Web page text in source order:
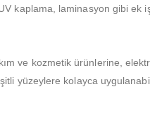
kaplama, laminasyon gibi ek
ve kozmetik ürünlerine,
yüzeylere kolayca